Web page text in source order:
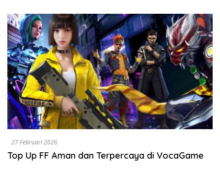
27 Februari 2026
Top Up FF Aman dan Terpercaya di VocaGame